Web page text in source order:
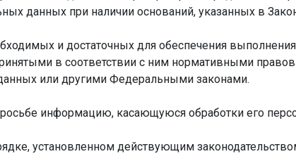
данных при наличии оснований, указанных в
и достаточных для обеспечения выполнения
в соответствии с ним нормативными
или другими Федеральными законами.
информацию, касающуюся обработки его
установленном действующим